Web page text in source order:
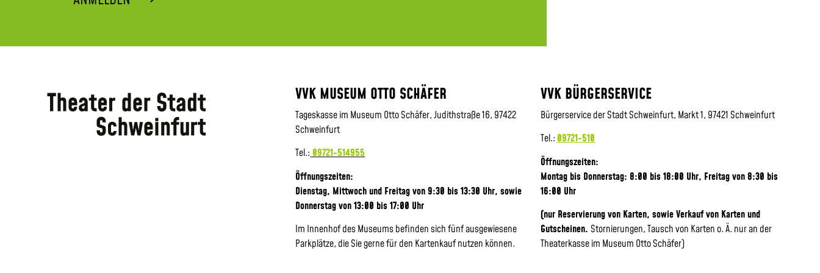
VVK MUSEUM OTTO SCHÄFER
Tageskasse im Museum Otto Schäfer, Judithstraße 16, 97422
Schweinfurt
Tel.:09721-514955
Öffnungszeiten:
Dienstag, Mittwoch und Freitag von 9:30 bis 13:30 Uhr,sowie
Donnerstag von 13:00 bis 17:00 Uhr
Im Innenhof des Museums befinden sich fünf ausgewiesene
Parkplätze, die Sie gerne für den Kartenkauf nutzen können.
VVK BÜRGERSERVICE
Bürgerservice der Stadt Schweinfurt, Markt 1, 97421 Schweinfurt
Tel.:09721-510
Öffnungszeiten:
Montag bis Donnerstag: 8:00 bis 18:00 Uhr, Freitag von 8:30 bis
16:00 Uhr
(nur Reservierung von Karten, sowie Verkauf von Karten und
Gutscheinen. Stornierungen, Tausch von Karten o. Ä. nur an der
Theaterkasse im Museum Otto Schäfer)